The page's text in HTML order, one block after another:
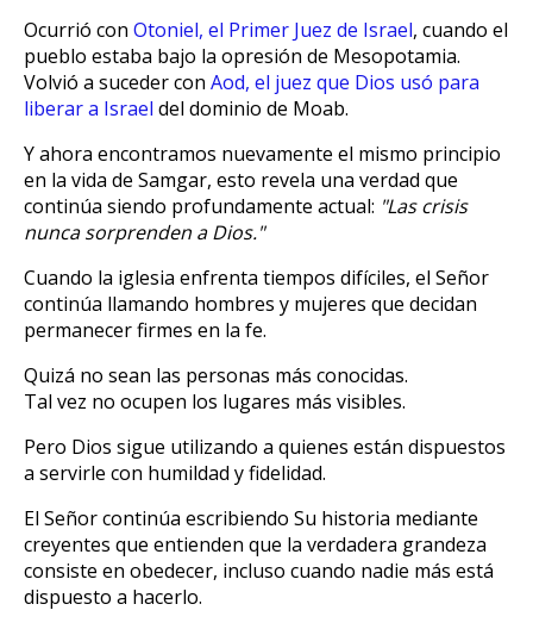
Ocurrió con Otoniel, el Primer Juez de Israel, cuando el
pueblo estaba bajo la opresión de Mesopotamia.
Volvió a suceder con Aod, el juez que Dios usó para
liberar a Israel del dominio de Moab.
Y ahora encontramos nuevamente el mismo principio
en la vida de Samgar, esto revela una verdad que
continúa siendo profundamente actual: "Las crisis
nunca sorprenden a Dios."
Cuando la iglesia enfrenta tiempos difíciles, el Señor
continúa llamando hombres y mujeres que decidan
permanecer firmes en la fe.
Quizá no sean las personas más conocidas.
Tal vez no ocupen los lugares más visibles.
Pero Dios sigue utilizando a quienes están dispuestos
a servirle con humildad y fidelidad.
El Señor continúa escribiendo Su historia mediante
creyentes que entienden que la verdadera grandeza
consiste en obedecer, incluso cuando nadie más está
dispuesto a hacerlo.